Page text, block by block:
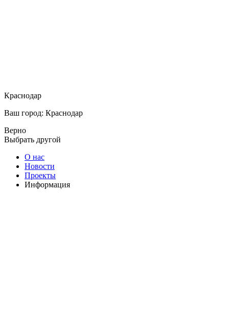
Краснодар
Ваш город: Краснодар
Верно
Выбрать другой
О нас
Новости
Проекты
Информация